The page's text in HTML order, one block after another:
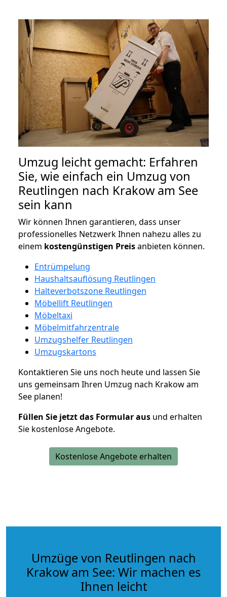
Umzug leicht gemacht: Erfahren
Sie, wie einfach ein Umzug von
Reutlingen nach Krakow am See
sein kann
Wir können Ihnen garantieren, dass unser
professionelles Netzwerk Ihnen nahezu alles zu
einem kostengünstigen Preisanbieten können.
Entrümpelung
Haushaltsauflösung Reutlingen
Halteverbotszone Reutlingen
Möbellift Reutlingen
Möbeltaxi
Möbelmitfahrzentrale
Umzugshelfer Reutlingen
Umzugskartons
Kontaktieren Sie uns noch heute und lassen Sie
uns gemeinsam Ihren Umzug nach Krakow am
See planen!
Füllen Sie jetzt das Formular aus und erhalten
Sie kostenlose Angebote.
Kostenlose Angebote erhalten
Umzüge von Reutlingen nach
Krakow am See: Wir machen es
Ihnen leicht